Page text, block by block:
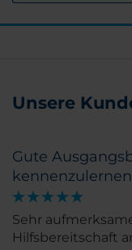
Unsere
Gute
Sehr
Hilfsbereitschaft